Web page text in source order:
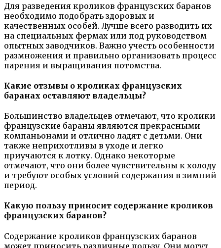
Для разведения кроликов французских баранов
необходимо подобрать здоровых и
качественных особей. Лучше всего разводить их
на специальных фермах или под руководством
опытных заводчиков. Важно учесть особенности
размножения и правильно организовать процесс
парения и выращивания потомства.
Какие отзывы о кроликах французских
баранах оставляют владельцы?
Большинство владельцев отмечают, что кролики
французские бараны являются прекрасными
компаньонами и отлично ладят с детьми. Они
также неприхотливы в уходе и легко
приучаются к лотку. Однако некоторые
отмечают, что они более чувствительны к холоду
и требуют особых условий содержания в зимний
период.
Какую пользу приносит содержание кроликов
французских баранов?
Содержание кроликов французских баранов
может приносить различные пользу. Они могут